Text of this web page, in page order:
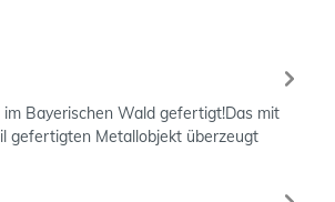
Bayerischen Wald gefertigt!Das mit
gefertigten Metallobjekt überzeugt